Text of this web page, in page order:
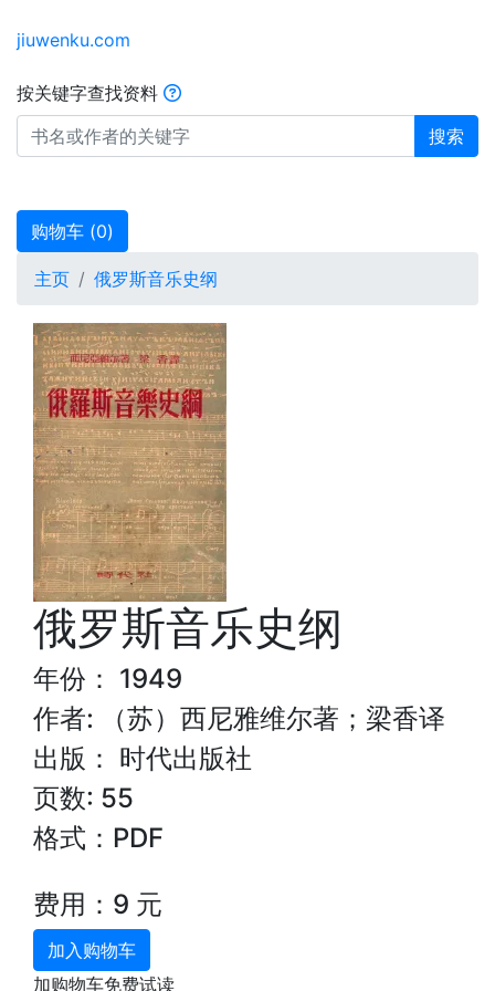
jiuwenku.com
按关键字查找资料
搜索
购物车 (0)
主页 俄罗斯音乐史纲
俄罗斯音乐史纲
年份： 1949
作者: （苏）西尼雅维尔著；梁香译
出版： 时代出版社
页数: 55
格式：PDF
费用：9 元
加入购物车
加购物车免费试读